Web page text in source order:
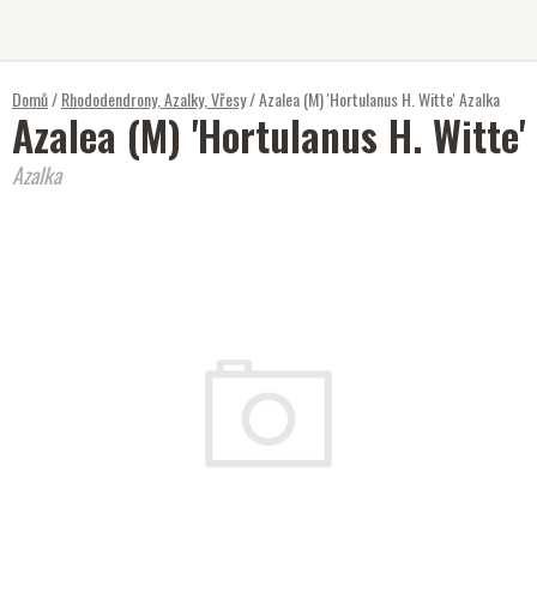
Domů/Rhododendrony, Azalky, Vřesy/Azalea (M) 'Hortulanus H. Witte'Azalka
Azalea (M) 'Hortulanus H. Witte'
Azalka